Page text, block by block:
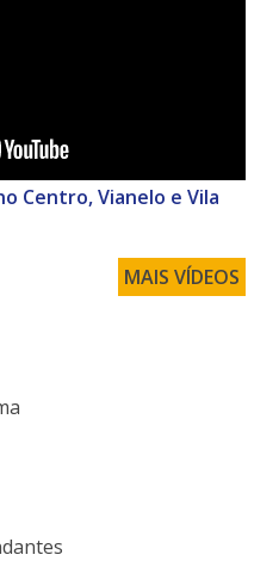
Centro, Vianelo e Vila
MAIS VÍDEOS